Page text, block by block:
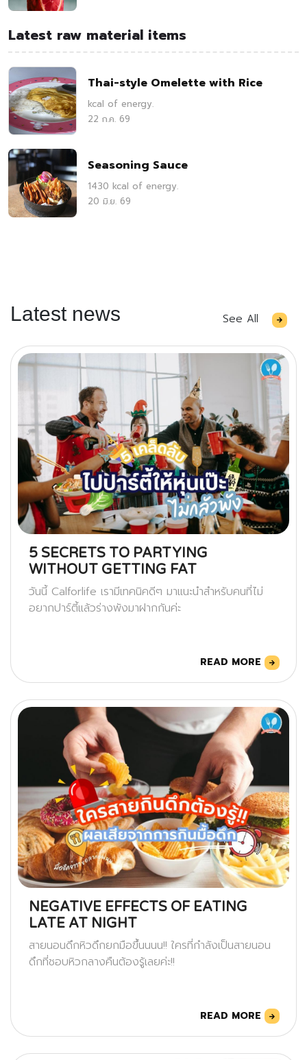
Latest raw material items
Thai-style Omelette with Rice
kcal of energy.
22 ก.ค. 69
Seasoning Sauce
1430 kcal of energy.
20 มิ.ย. 69
Latest news See All
5 SECRETS TO PARTYING
WITHOUT GETTING FAT
วันนี้ Calforlife เรามีเทคนิคดีๆ มาแนะนำสำหรับคนที่ไม่
อยากปาร์ตี้แล้วร่างพังมาฝากกันค่ะ
READ MORE
NEGATIVE EFFECTS OF EATING
LATE AT NIGHT
สายนอนดึกหิวดึกยกมือขึ้นนนน!! ใครที่กำลังเป็นสายนอน
ดึกที่ชอบหิวกลางคืนต้องรู้เลยค่ะ!!
READ MORE